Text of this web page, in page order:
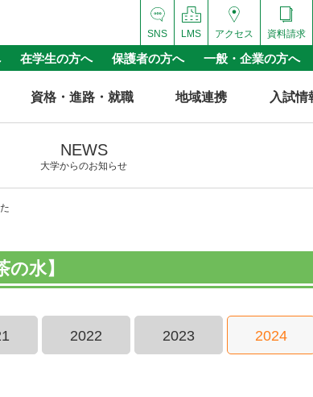
資料請求
アクセス
LMS
SNS
在学生の方へ 保護者の方へ 一般・企業の方へ
資格・進路・就職 地域連携 入試情
NEWS
大学からのお知らせ
水】
2022 2023 2024